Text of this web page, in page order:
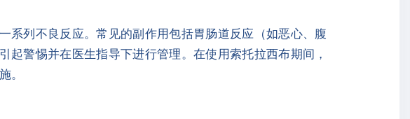
系列不良反应。常见的副作用包括胃肠道反应（如恶心、腹
警惕并在医生指导下进行管理。在使用索托拉西布期间，
。